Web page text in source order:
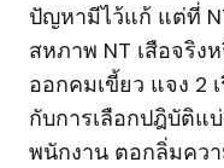
ปัญหามีไว้แก้ แต่ที่
สหภาพ NT เสือจริง
ออกคมเขี้ยว แจง 2
กับการเลือกปฎิบัติแ
พนักงาน ตอกลิ่มคว